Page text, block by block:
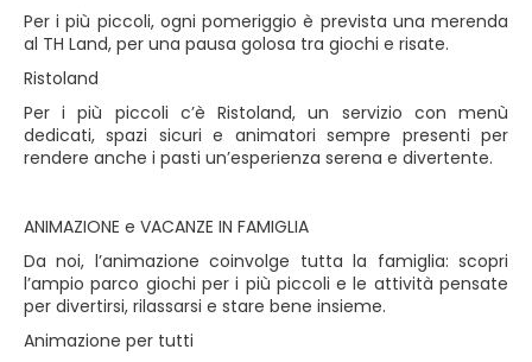
Per i più piccoli, ogni pomeriggio è prevista una merenda
al TH Land, per una pausa golosa tra giochi e risate.
Ristoland
Per i più piccoli c’è Ristoland, un servizio con menù
dedicati, spazi sicuri e animatori sempre presenti per
rendere anche i pasti un’esperienza serena e divertente.
ANIMAZIONE e VACANZE IN FAMIGLIA
Da noi, l’animazione coinvolge tutta la famiglia: scopri
l’ampio parco giochi per i più piccoli e le attività pensate
per divertirsi, rilassarsi e stare bene insieme.
Animazione per tutti